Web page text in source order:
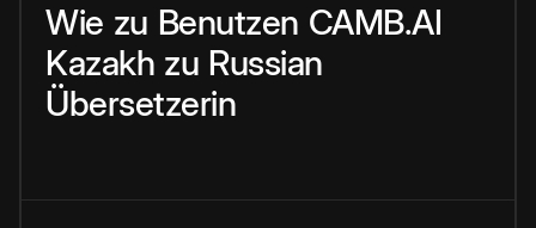
Wie zu Benutzen CAMB.AI
Kazakh zu Russian
Übersetzerin